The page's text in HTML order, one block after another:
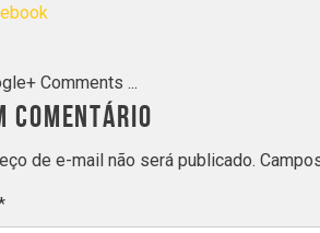
Comments ...
COMENTÁRIO
de e-mail não será publicado.